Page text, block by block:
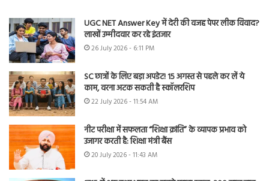
UGC NET Answer Key में देरी की वजह पेपर लीक विवाद?
लाखों उम्मीदवार कर रहे इंतजार
26 July 2026 - 6:11 PM
SC छात्रों के लिए बड़ा अपडेट! 15 अगस्त से पहले कर लें ये
काम, वरना अटक सकती है स्कॉलरशिप
22 July 2026 - 11:54 AM
नीट परीक्षा में सफलता “शिक्षा क्रांति” के व्यापक प्रभाव को
उजागर करती है: शिक्षा मंत्री बैंस
20 July 2026 - 11:43 AM